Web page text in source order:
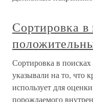
Сортировка в
Сортировка в
указывали на то, что
использует для
порождаемого